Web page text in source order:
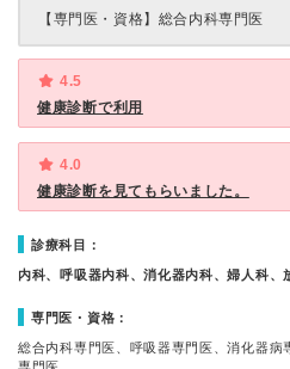
【専門医・資格】 総合内科専門医
4.5
健康診断で利用
4.0
健康診断を見てもらいました。
診療科目：
内科、呼吸器内科、消化器内科、婦人科、
専門医・資格：
総合内科専門医、呼吸器専門医、消化器